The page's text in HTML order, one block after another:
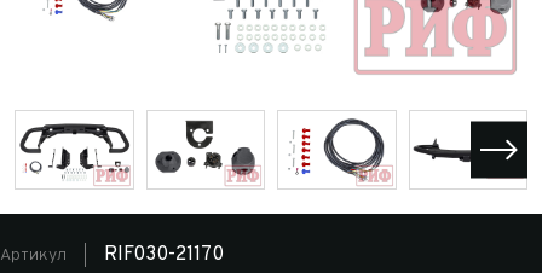
Артикул RIF030-21170